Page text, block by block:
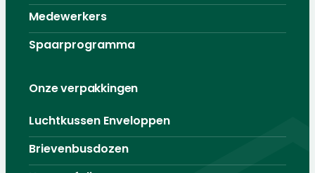
Medewerkers
Spaarprogramma
Onze verpakkingen
Luchtkussen Enveloppen
Brievenbusdozen